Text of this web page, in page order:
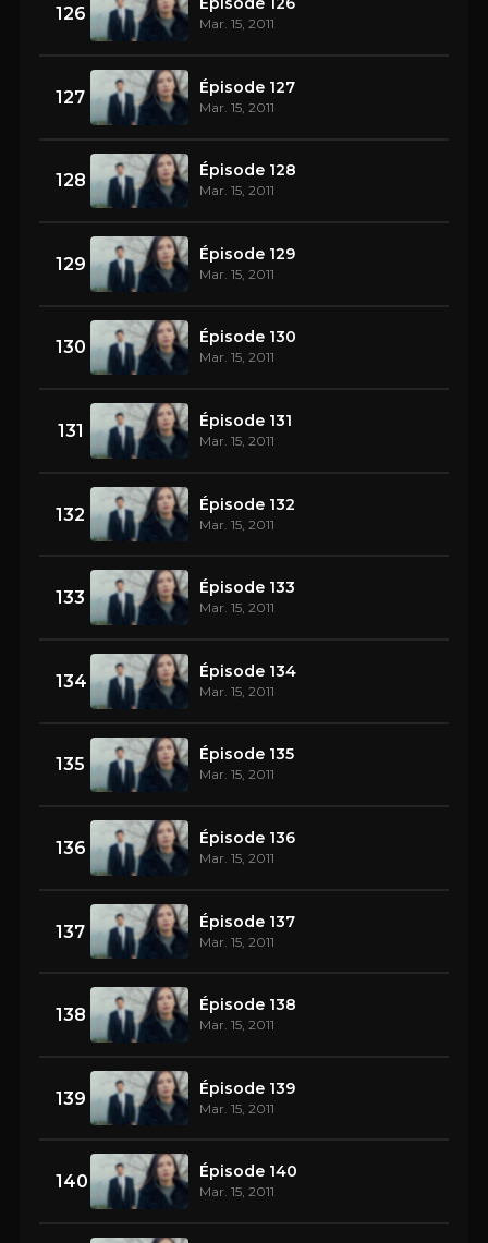
126 Mar. 15, 2011
127 Épisode 127
Mar. 15, 2011
128 Épisode 128
Mar. 15, 2011
129 Épisode 129
Mar. 15, 2011
130 Épisode 130
Mar. 15, 2011
131 Épisode 131
Mar. 15, 2011
132 Épisode 132
Mar. 15, 2011
133 Épisode 133
Mar. 15, 2011
134 Épisode 134
Mar. 15, 2011
135 Épisode 135
Mar. 15, 2011
136 Épisode 136
Mar. 15, 2011
137 Épisode 137
Mar. 15, 2011
138 Épisode 138
Mar. 15, 2011
139 Épisode 139
Mar. 15, 2011
140 Épisode 140
Mar. 15, 2011